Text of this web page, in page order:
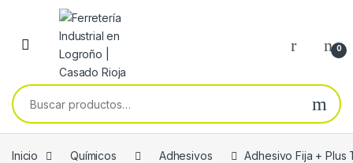
Skip to navigation
Skip to content
0
Buscar por:
Inicio Químicos Adhesivos Adhesivo Fija + Plus